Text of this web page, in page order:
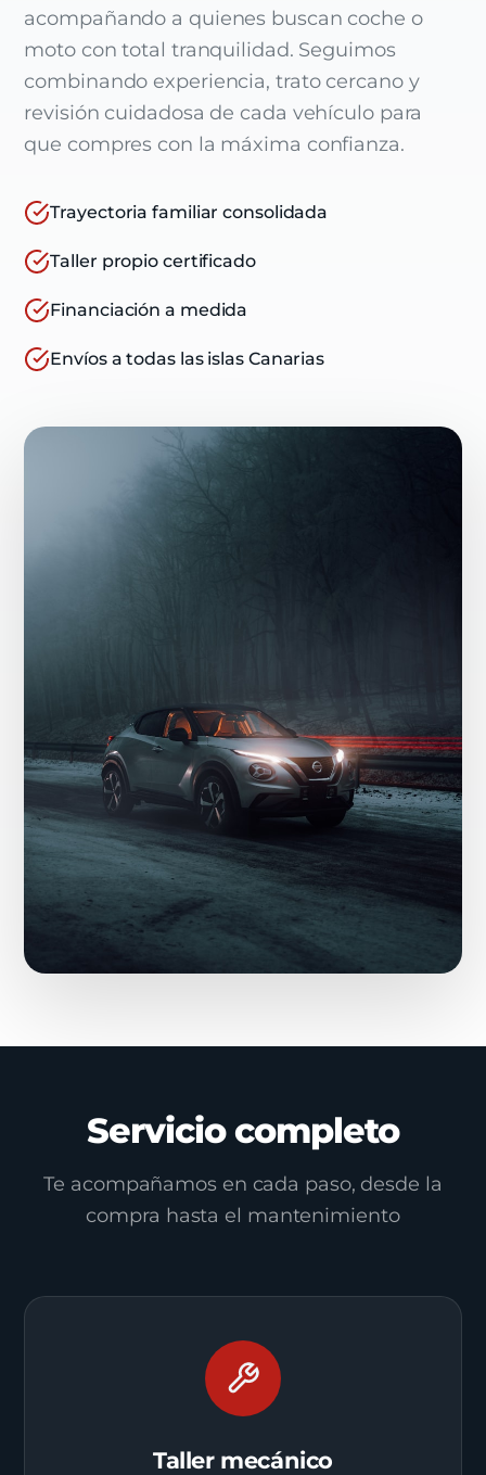
acompañando a quienes buscan coche o
moto con total tranquilidad. Seguimos
combinando experiencia, trato cercano y
revisión cuidadosa de cada vehículo para
que compres con la máxima confianza.
Trayectoria familiar consolidada
Taller propio certificado
Financiación a medida
Envíos a todas las islas Canarias
Servicio completo
Te acompañamos en cada paso, desde la
compra hasta el mantenimiento
Taller mecánico